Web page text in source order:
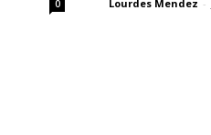
0 Lourdes Mendez -